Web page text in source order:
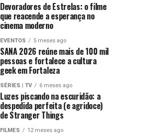
Devoradores de Estrelas: o filme
que reacende a esperança no
cinema moderno
EVENTOS 5 meses ago
SANA 2026 reúne mais de 100 mil
pessoas e fortalece a cultura
geek em Fortaleza
SÉRIES | TV 6 meses ago
Luzes piscando na escuridão: a
despedida perfeita (e agridoce)
de Stranger Things
FILMES 12 meses ago